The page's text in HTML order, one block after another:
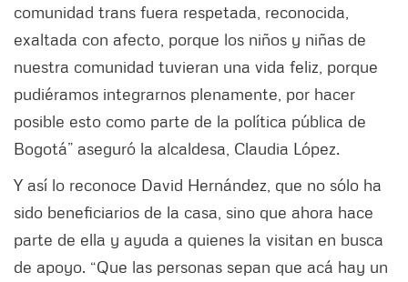
comunidad trans fuera respetada, reconocida,
exaltada con afecto, porque los niños y niñas de
nuestra comunidad tuvieran una vida feliz, porque
pudiéramos integrarnos plenamente, por hacer
posible esto como parte de la política pública de
Bogotá” aseguró la alcaldesa, Claudia López.
Y así lo reconoce David Hernández, que no sólo ha
sido beneficiarios de la casa, sino que ahora hace
parte de ella y ayuda a quienes la visitan en busca
de apoyo. “Que las personas sepan que acá hay un